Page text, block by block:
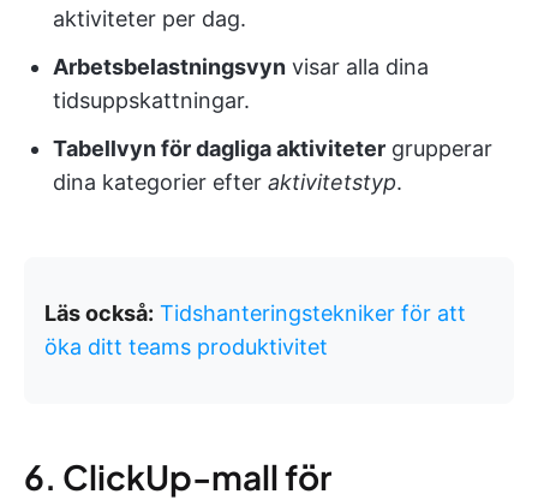
aktiviteter per dag.
Arbetsbelastningsvyn visar alla dina
tidsuppskattningar.
Tabellvyn för dagliga aktiviteter grupperar
dina kategorier efter aktivitetstyp.
Läs också: Tidshanteringstekniker för att
öka ditt teams produktivitet
6. ClickUp-mall för